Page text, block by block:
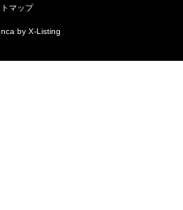
マップ
by X-Listing